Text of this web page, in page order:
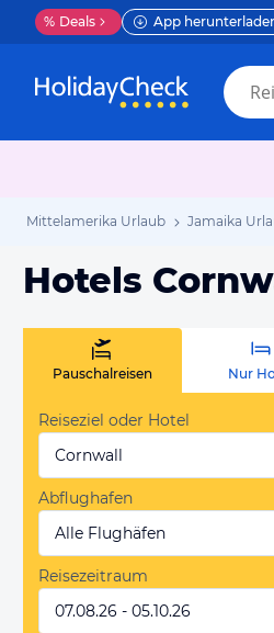
% Deals App
Mittelamerika Urlaub Jamaika
Hotels
Pauschalreisen Nur
Reiseziel oder Hotel
Cornwall
Abflughafen
Alle Flughäfen
Reisezeitraum
07.08.26 - 05.10.26